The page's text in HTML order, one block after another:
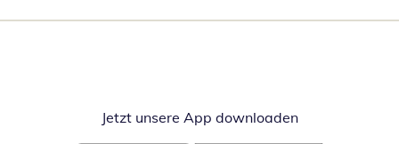
Jetzt unsere App downloadenÖffnet in